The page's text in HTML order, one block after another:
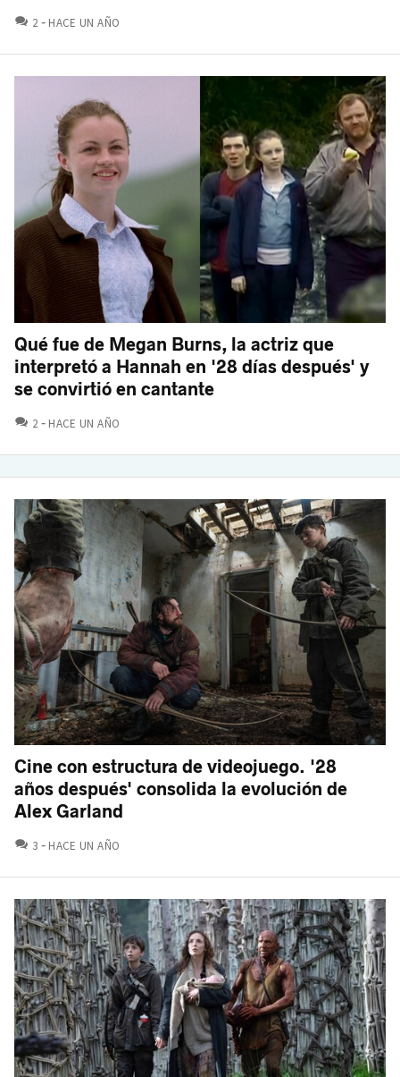
2 COMENTARIOS
HACE UN AÑO
Qué fue de Megan Burns, la actriz que
interpretó a Hannah en '28 días después' y
se convirtió en cantante
2 COMENTARIOS
HACE UN AÑO
Cine con estructura de videojuego. '28
años después' consolida la evolución de
Alex Garland
3 COMENTARIOS
HACE UN AÑO